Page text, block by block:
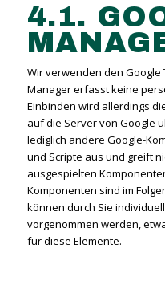
4.1.
Wir verwenden den Google
Manager erfasst keine
Einbinden wird allerdings
auf die Server von Google
lediglich andere Google-
und Scripte aus und greift
ausgespielten
Komponenten sind im
können durch Sie
vorgenommen werden,
für diese Elemente.